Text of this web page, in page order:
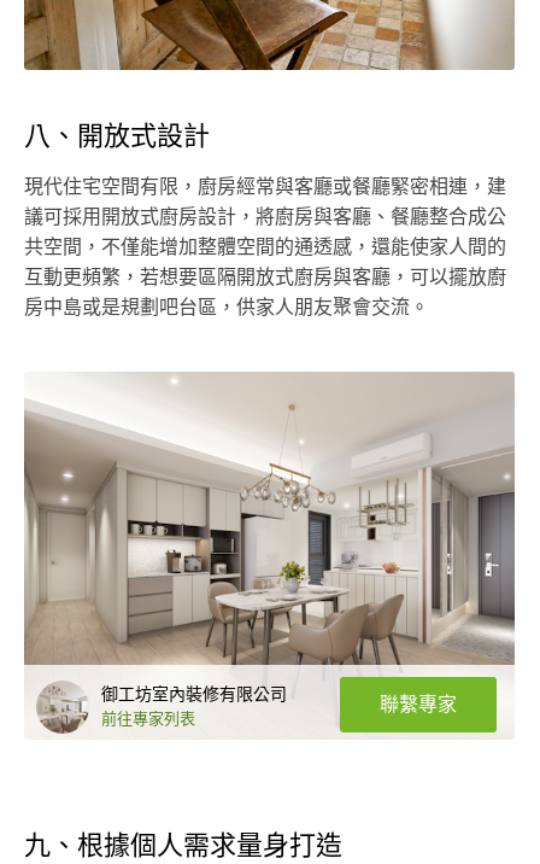
八、開放式設計
現代住宅空間有限，廚房經常與客廳或餐廳緊密相連，建
議可採用開放式廚房設計，將廚房與客廳、餐廳整合成公
共空間，不僅能增加整體空間的通透感，還能使家人間的
互動更頻繁，若想要區隔開放式廚房與客廳，可以擺放廚
房中島或是規劃吧台區，供家人朋友聚會交流。
御工坊室內裝修有限公司
前往專家列表
聯繫專家
九、根據個人需求量身打造